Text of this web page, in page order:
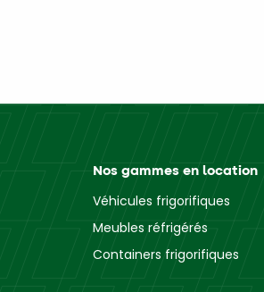
Nos gammes en location
Véhicules frigorifiques
Meubles réfrigérés
Containers frigorifiques